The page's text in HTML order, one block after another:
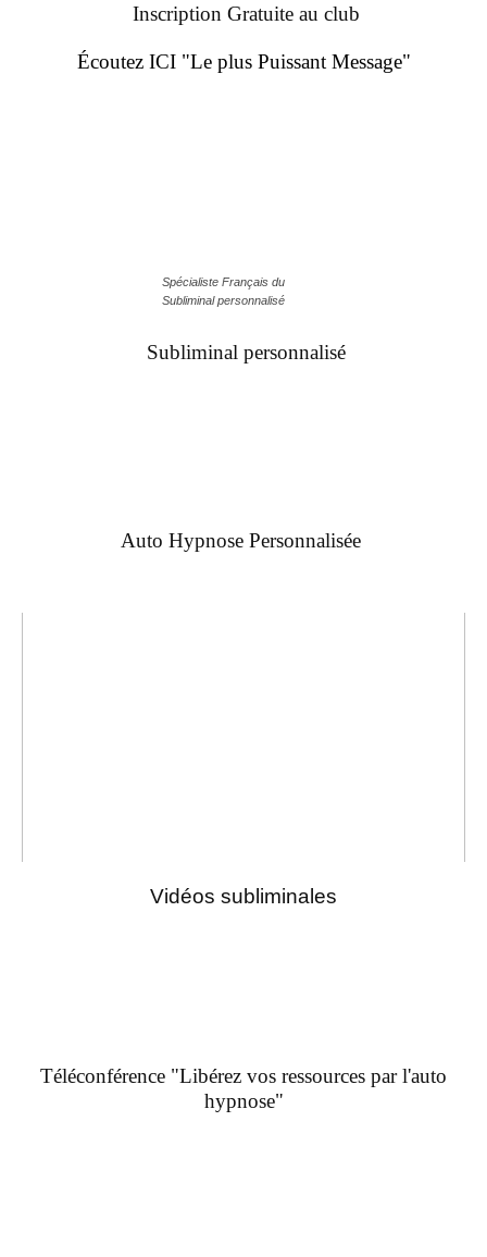
Inscription Gratuite au club
Écoutez ICI "Le plus Puissant Message"
Spécialiste Français du
Subliminal personnalisé
Subliminal personnalisé
Auto Hypnose Personnalisée
Vidéos subliminales
Téléconférence "Libérez vos ressources par l'auto
hypnose"